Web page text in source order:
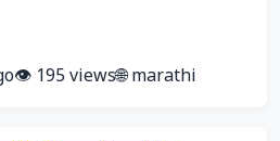
👁️ 195 views🌐 marathi